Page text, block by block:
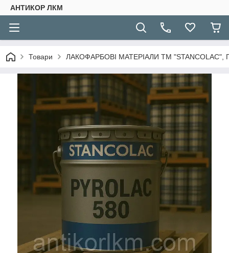
АНТИКОР ЛКМ
Товари ЛАКОФАРБОВІ МАТЕРІАЛИ ТМ "STANCOLAC",